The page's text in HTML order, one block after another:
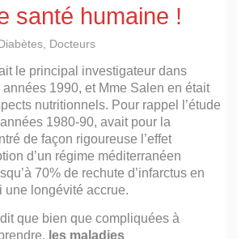
santé humaine !
Diabètes Docteurs
le principal investigateur dans
années 1990, et Mme Salen en était
nutritionnels. Pour rappel l’étude
1980-90, avait pour la
de façon rigoureuse l’effet
d’un régime méditerranéen
70% de rechute d’infarctus en
une longévité accrue.
que bien que compliquées à
les maladies